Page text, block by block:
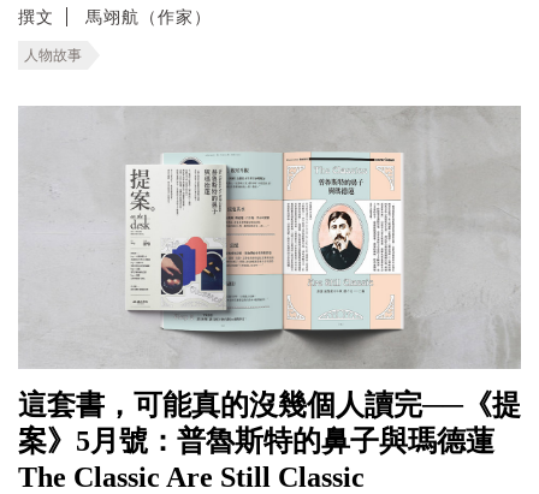
撰文 馬翊航（作家）
人物故事
這套書，可能真的沒幾個人讀完──《提
案》5月號：普魯斯特的鼻子與瑪德蓮
The Classic Are Still Classic